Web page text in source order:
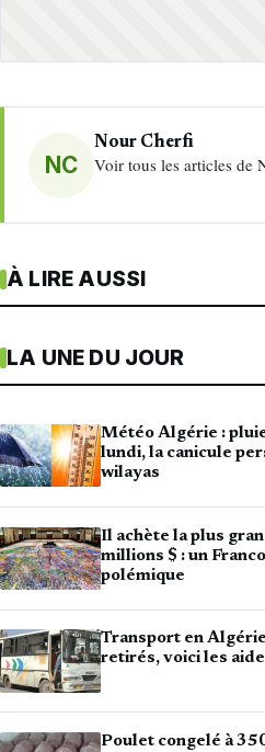
NC
Nour Cherfi
Voir tous les articles de
À LIRE AUSSI
LA UNE DU JOUR
Météo Algérie :
lundi, la canicule
wilayas
Il achète la plus
millions $ : un
polémique
Transport en
retirés, voici les
Poulet congelé à